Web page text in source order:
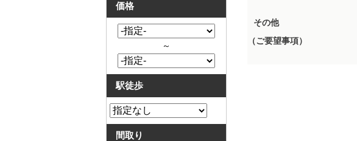
その他
（ご要望事項）
価格
～
駅徒歩
間取り